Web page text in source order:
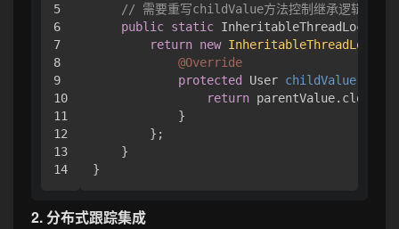
5
6
7
8
9
10
11
12
13
// 需要重写childValue方法控制继承逻辑
public static
return new InheritableThreadLocal
@Override
protected
User childValue
return
            }
        };
    }
2. 分布式跟踪集成